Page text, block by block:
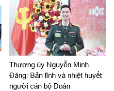
Thượng úy Nguyễn Minh
Đăng: Bản lĩnh và nhiệt huyết
người cán bộ Đoàn